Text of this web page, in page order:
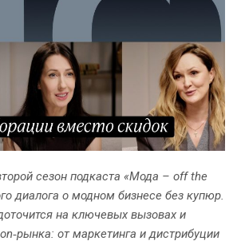
сезон подкаста «Мода – off the
диалога о модном бизнесе без купюр.
на ключевых вызовах и
от маркетинга и дистрибуции